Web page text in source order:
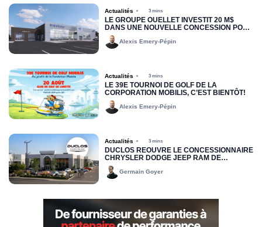
Actualités 3 mins
LE GROUPE OUELLET INVESTIT 20 M$
DANS UNE NOUVELLE CONCESSION POUR
RIMOUSKI FORD
Alexis Emery-Pépin
Actualités 3 mins
LE 39E TOURNOI DE GOLF DE LA
CORPORATION MOBILIS, C’EST BIENTÔT!
Alexis Emery-Pépin
Actualités 3 mins
DUCLOS RÉOUVRE LE CONCESSIONNAIRE
CHRYSLER DODGE JEEP RAM DE
DRUMMONDVILLE
Germain Goyer